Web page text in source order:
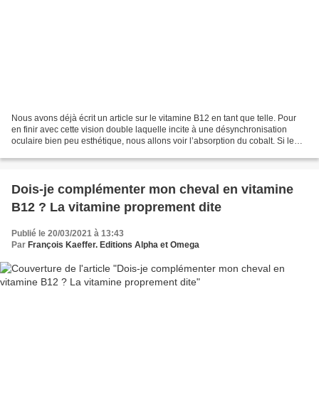
Nous avons déjà écrit un article sur le vitamine B12 en tant que telle. Pour
en finir avec cette vision double laquelle incite à une désynchronisation
oculaire bien peu esthétique, nous allons voir l’absorption du cobalt. Si le
Dois-je complémenter mon cheval en vitamine
B12 ? La vitamine proprement dite
Publié le 20/03/2021 à 13:43
Par François Kaeffer. Editions Alpha et Omega